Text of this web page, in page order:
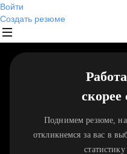
Войти
Создать резюме
скорее
Поднимем резюме,
откликнемся за вас в